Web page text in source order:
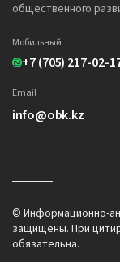
общественного
Мобильный
+7 (705) 217-02-
Email
info@obk.kz
© Информационно-
защищены. При
обязательна.